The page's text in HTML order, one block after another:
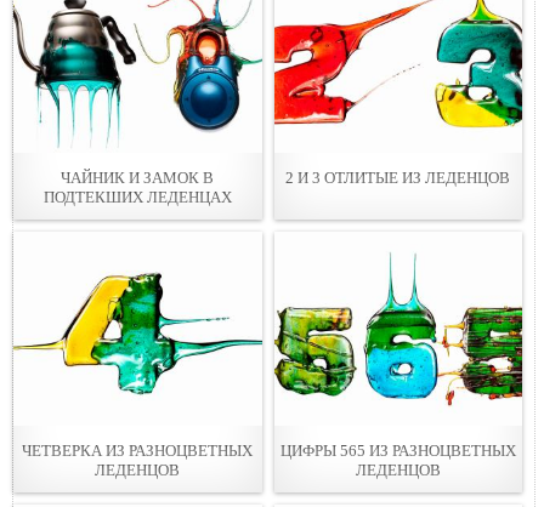
ЧАЙНИК И ЗАМОК В
ПОДТЕКШИХ ЛЕДЕНЦАХ
2 И 3 ОТЛИТЫЕ ИЗ ЛЕДЕНЦОВ
ЧЕТВЕРКА ИЗ РАЗНОЦВЕТНЫХ
ЛЕДЕНЦОВ
ЦИФРЫ 565 ИЗ РАЗНОЦВЕТНЫХ
ЛЕДЕНЦОВ